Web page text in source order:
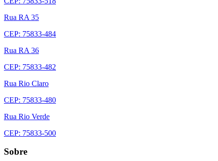
Rua RA 35
CEP: 75833-484
Rua RA 36
CEP: 75833-482
Rua Rio Claro
CEP: 75833-480
Rua Rio Verde
CEP: 75833-500
Sobre